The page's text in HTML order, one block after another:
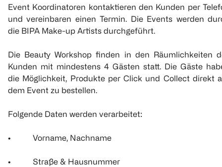
Event Koordinatoren kontaktieren den Kunden per
und vereinbaren einen Termin. Die Events werden
die BIPA Make-up Artists durchgeführt.
Die Beauty Workshop finden in den Räumlichkeiten
Kunden mit mindestens 4 Gästen statt. Die Gäste
die Möglichkeit, Produkte per Click und Collect direkt
dem Event zu bestellen.
Folgende Daten werden verarbeitet:
• Vorname, Nachname
• Straße & Hausnummer